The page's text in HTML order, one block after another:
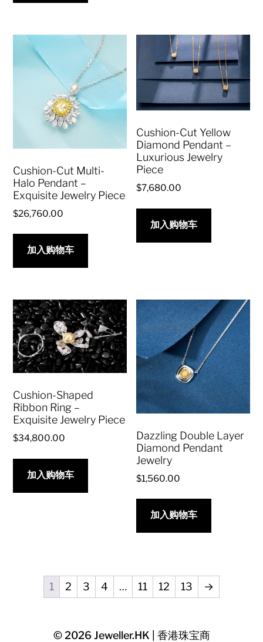
Cushion-Cut Multi-
Halo Pendant –
Exquisite Jewelry Piece
$26,760.00
加入购物车
Cushion-Cut Yellow
Diamond Pendant –
Luxurious Jewelry
Piece
$7,680.00
加入购物车
Cushion-Shaped
Ribbon Ring –
Exquisite Jewelry Piece
$34,800.00
加入购物车
Dazzling Double Layer
Diamond Pendant
Jewelry
$1,560.00
加入购物车
1 2 3 4 … 11 12 13 →
© 2026Jeweller.HK | 香港珠宝商